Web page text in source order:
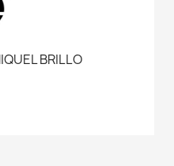
BRILLO